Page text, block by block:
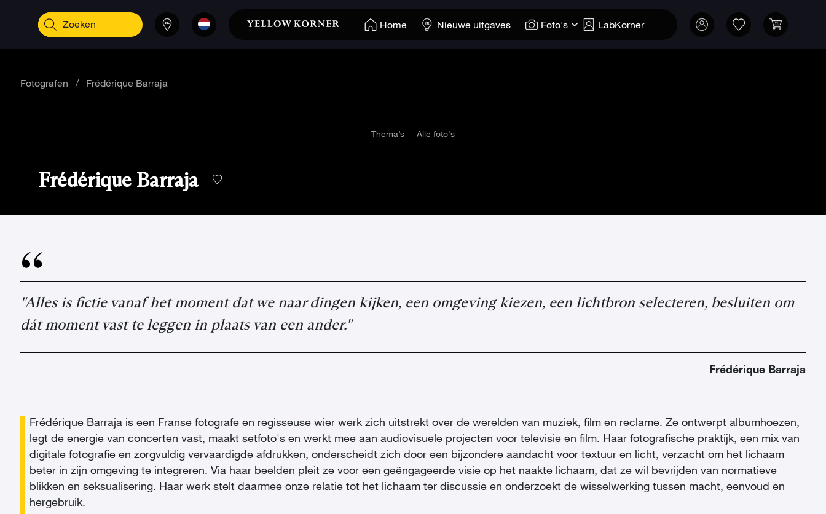
Home Nieuwe uitgaves Foto's LabKorner
Fotografen / Frédérique Barraja
Thema’s Alle foto's
Frédérique Barraja
"Alles is fictie vanaf het moment dat we naar dingen kijken, een omgeving kiezen, een lichtbron selecteren, besluiten om
dát moment vast te leggen in plaats van een ander."
Frédérique Barraja
Frédérique Barraja is een Franse fotografe en regisseuse wier werk zich uitstrekt over de werelden van muziek, film en reclame. Ze ontwerpt albumhoezen,
legt de energie van concerten vast, maakt setfoto's en werkt mee aan audiovisuele projecten voor televisie en film. Haar fotografische praktijk, een mix van
digitale fotografie en zorgvuldig vervaardigde afdrukken, onderscheidt zich door een bijzondere aandacht voor textuur en licht, verzacht om het lichaam
beter in zijn omgeving te integreren. Via haar beelden pleit ze voor een geëngageerde visie op het naakte lichaam, dat ze wil bevrijden van normatieve
blikken en seksualisering. Haar werk stelt daarmee onze relatie tot het lichaam ter discussie en onderzoekt de wisselwerking tussen macht, eenvoud en
hergebruik.